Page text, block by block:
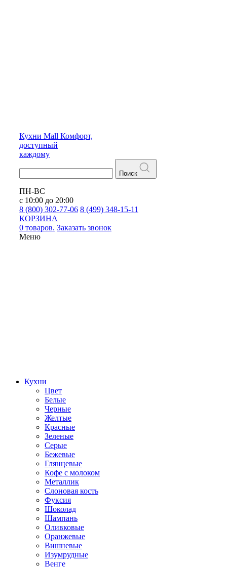
Кухни Mall Комфорт,
доступный
каждому
Поиск
ПН-ВС
с 10:00 до 20:00
8 (800) 302-77-06 8 (499) 348-15-11
КОРЗИНА
0 товаров. Заказать звонок
Меню
Кухни
Цвет
Белые
Черные
Желтые
Красные
Зеленые
Серые
Бежевые
Глянцевые
Кофе с молоком
Металлик
Слоновая кость
Фуксия
Шоколад
Шампань
Оливковые
Оранжевые
Вишневые
Изумрудные
Венге